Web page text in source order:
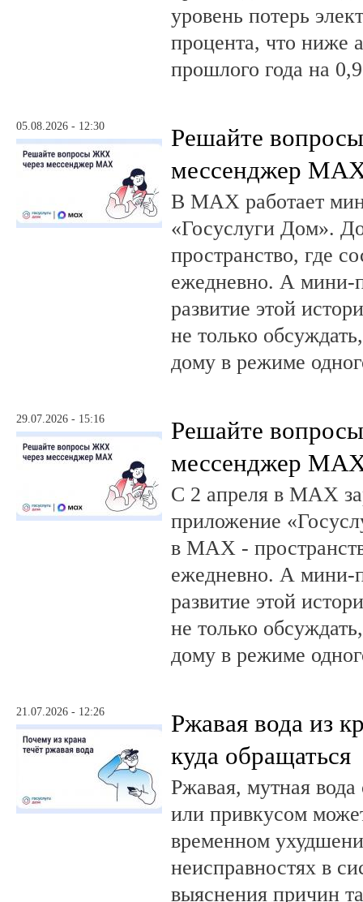
уровень потерь
процента, что ниже
прошлого года на
05.08.2026 - 12:30
Решайте
мессенджер
В MAX работает
«Госуслуги Дом».
пространство, где
ежедневно. А мини-
развитие этой
не только
дому в режиме
29.07.2026 - 15:16
Решайте
мессенджер
С 2 апреля в MAX
приложение
в MAX -
ежедневно. А мини-
развитие этой
не только
дому в режиме
21.07.2026 - 12:26
Ржавая вода из
куда обращаться
Ржавая, мутная
или привкусом
временном
неисправностях в
выяснения причин